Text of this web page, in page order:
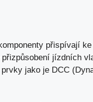
přispívají
jízdních
jako je DCC